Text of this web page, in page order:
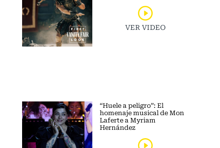
VER VIDEO
“Huele a peligro”: El
homenaje musical de Mon
Laferte a Myriam
Hernández